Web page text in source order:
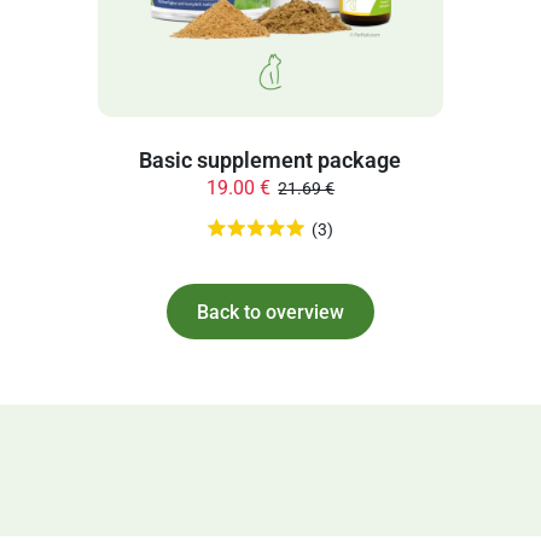
Basic supplement package
21.69 €
19.00 €
(3)
Back to overview